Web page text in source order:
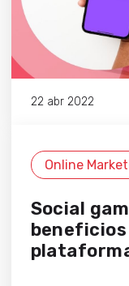
22 abr 2022
Online
Social
beneficios